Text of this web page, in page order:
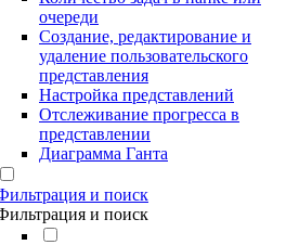
очереди
Создание, редактирование и
удаление пользовательского
представления
Настройка представлений
Отслеживание прогресса в
представлении
Диаграмма Ганта
и поиск
и поиск